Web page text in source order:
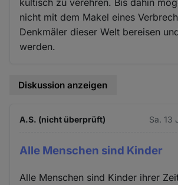
nicht mit dem Makel eines
Denkmäler dieser Welt bereisen
werden.
Diskussion anzeigen
A.S. (nicht überprüft) Sa. 13
Alle Menschen sind Kinder
Alle Menschen sind Kinder ihrer